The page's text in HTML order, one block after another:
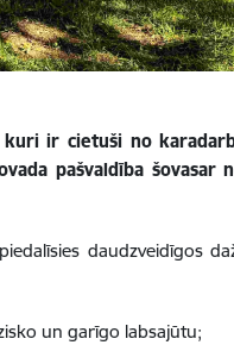
kuri ir cietuši no
pašvaldība šovasar
daudzveidīgos
un garīgo labsajūtu;